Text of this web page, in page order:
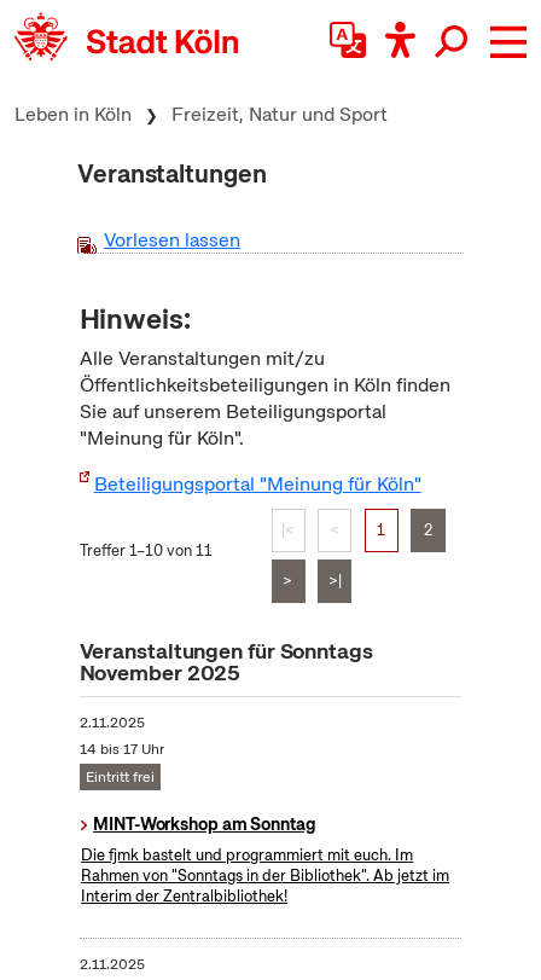
zum Inhalt springen
Leben in Köln Freizeit, Natur und Sport
Veranstaltungen
Vorlesen lassen
Hinweis:
Alle Veranstaltungen mit/zu
Öffentlichkeitsbeteiligungen in Köln finden
Sie auf unserem Beteiligungsportal
"Meinung für Köln".
Beteiligungsportal "Meinung für Köln"
Treffer 1–10 von 11
|< < 1 2
> >|
Veranstaltungen für Sonntags
November 2025
2.11.2025
14 bis 17 Uhr
Eintritt frei
MINT-Workshop am Sonntag
Die fjmk bastelt und programmiert mit euch. Im
Rahmen von "Sonntags in der Bibliothek". Ab jetzt im
Interim der Zentralbibliothek!
2.11.2025